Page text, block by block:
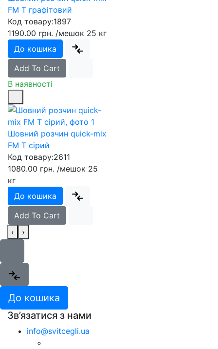
FM T графітовий
Код товару:1897
1190.00 грн. /мешок 25 кг
До кошика
Add To Cart
В наявності
Шовний розчин quick-mix
FM T сірий
Код товару:2611
1080.00 грн. /мешок 25
кг
До кошика
Add To Cart
‹
›
До кошика
Зв’язатися з нами
info@svitcegli.ua